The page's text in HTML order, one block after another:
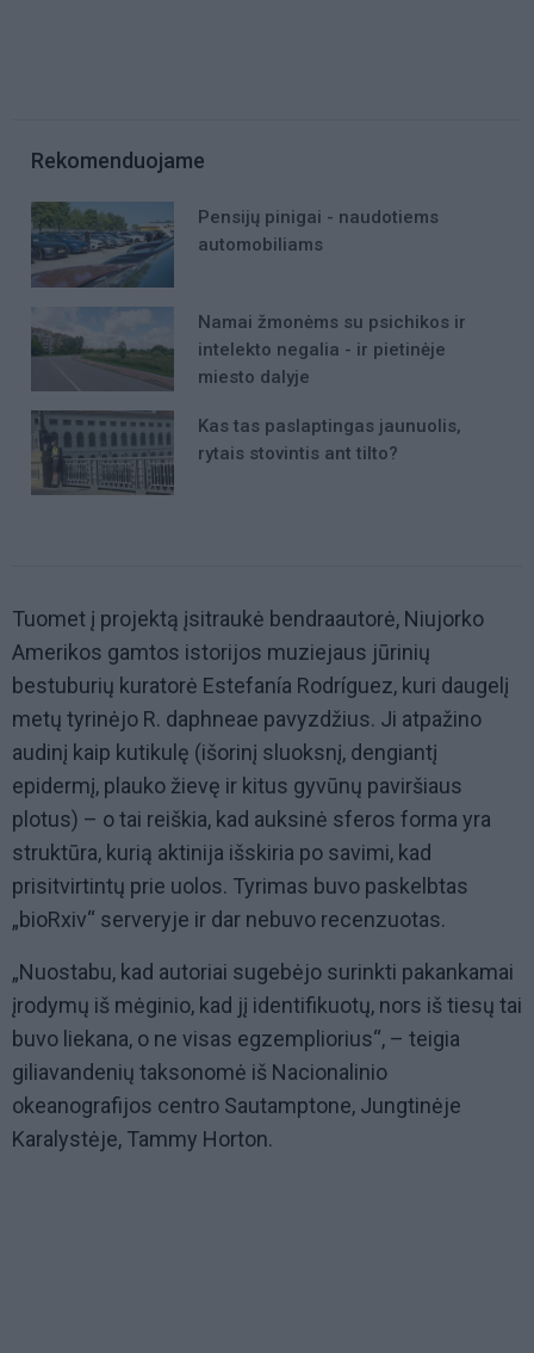
Rekomenduojame
Pensijų pinigai - naudotiems
automobiliams
Namai žmonėms su psichikos ir
intelekto negalia - ir pietinėje
miesto dalyje
Kas tas paslaptingas jaunuolis,
rytais stovintis ant tilto?
Tuomet į projektą įsitraukė bendraautorė, Niujorko
Amerikos gamtos istorijos muziejaus jūrinių
bestuburių kuratorė Estefanía Rodríguez, kuri daugelį
metų tyrinėjo R. daphneae pavyzdžius. Ji atpažino
audinį kaip kutikulę (išorinį sluoksnį, dengiantį
epidermį, plauko žievę ir kitus gyvūnų paviršiaus
plotus) – o tai reiškia, kad auksinė sferos forma yra
struktūra, kurią aktinija išskiria po savimi, kad
prisitvirtintų prie uolos. Tyrimas buvo paskelbtas
„bioRxiv“ serveryje ir dar nebuvo recenzuotas.
„Nuostabu, kad autoriai sugebėjo surinkti pakankamai
įrodymų iš mėginio, kad jį identifikuotų, nors iš tiesų tai
buvo liekana, o ne visas egzempliorius“, – teigia
giliavandenių taksonomė iš Nacionalinio
okeanografijos centro Sautamptone, Jungtinėje
Karalystėje, Tammy Horton.